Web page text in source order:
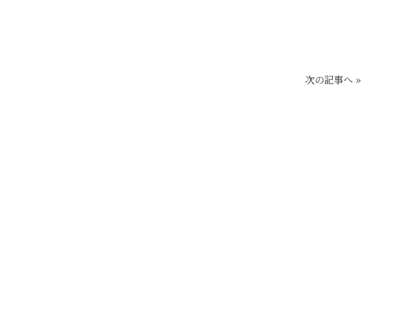
次の記事へ »